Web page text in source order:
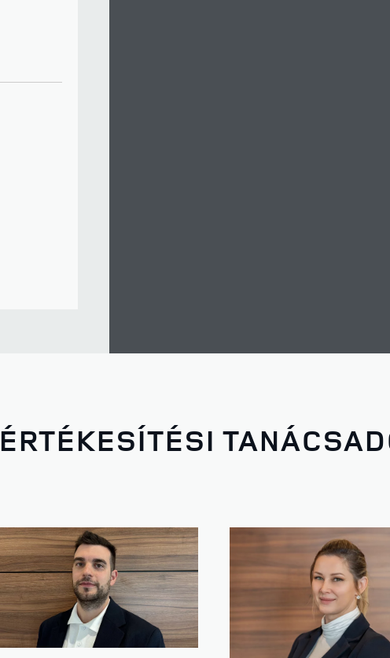
ÉRTÉKESÍTÉSI